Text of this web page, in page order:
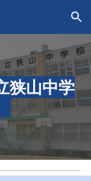
Skip to navigation
狭山中学